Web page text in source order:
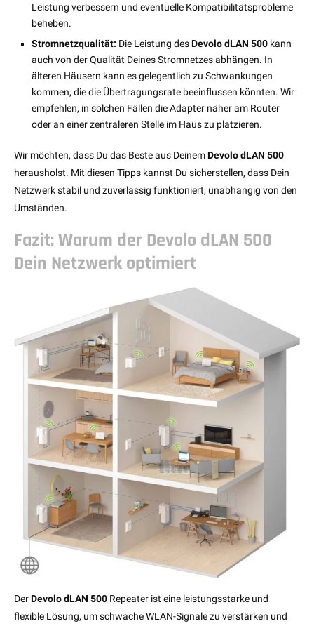
Leistung verbessern und eventuelle Kompatibilitätsprobleme
beheben.
Stromnetzqualität: Die Leistung desDevolo dLAN 500 kann
auch von der Qualität Deines Stromnetzes abhängen. In
älteren Häusern kann es gelegentlich zu Schwankungen
kommen, die die Übertragungsrate beeinflussen könnten. Wir
empfehlen, in solchen Fällen die Adapter näher am Router
oder an einer zentraleren Stelle im Haus zu platzieren.
Wir möchten, dass Du das Beste aus DeinemDevolo dLAN 500
herausholst. Mit diesen Tipps kannst Du sicherstellen, dass Dein
Netzwerk stabil und zuverlässig funktioniert, unabhängig von den
Umständen.
Fazit: Warum der Devolo dLAN 500
Dein Netzwerk optimiert
DerDevolo dLAN 500 Repeater ist eine leistungsstarke und
flexible Lösung, um schwache WLAN-Signale zu verstärken und